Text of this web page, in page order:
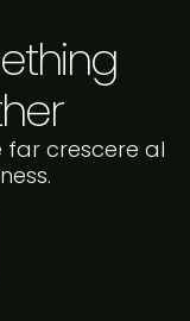
crescere al